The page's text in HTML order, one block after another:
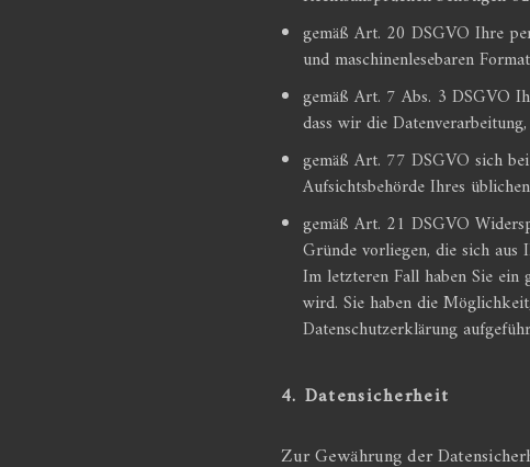
gemäß Art. 20 DSGVO Ihre
und maschinenlesebaren
gemäß Art. 7 Abs. 3 DSGVO
dass wir die
gemäß Art. 77 DSGVO sich
Aufsichtsbehörde Ihres
gemäß Art. 21 DSGVO
Gründe vorliegen, die sich
Im letzteren Fall haben Sie ein
wird. Sie haben die
Datenschutzerklärung
4. Datensicherheit
Zur Gewährung der